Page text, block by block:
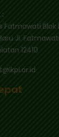
:
Fatmawati
Jl.
12410